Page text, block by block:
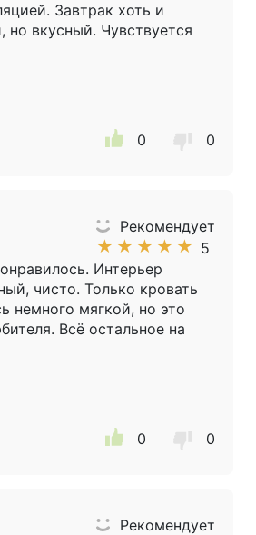
Завтрак хоть и
но вкусный. Чувствуется
0 0
Рекомендует
★ ★ ★ ★ ★ 5
Интерьер
чисто. Только кровать
немного мягкой, но это
Всё остальное на
0 0
Рекомендует